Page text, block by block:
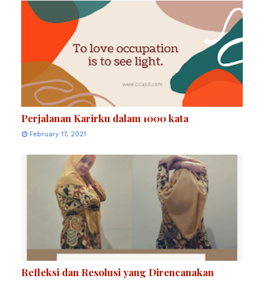
Perjalanan Karirku dalam 1000 kata
February 17, 2021
Refleksi dan Resolusi yang Direncanakan